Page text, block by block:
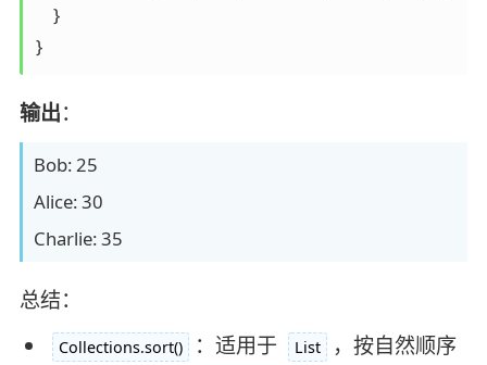
    }
}
输出：
Bob: 25
Alice: 30
Charlie: 35
总结：
Collections.sort() ：适用于 List
，按自然顺序